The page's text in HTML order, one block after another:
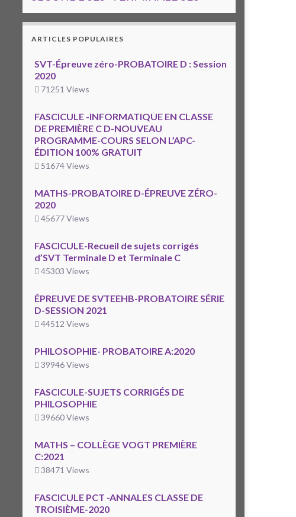
ARTICLES POPULAIRES
SVT-Épreuve zéro-PROBATOIRE D : Session
2020
71251 Views
FASCICULE -INFORMATIQUE EN CLASSE
DE PREMIÈRE C D-NOUVEAU
PROGRAMME-COURS SELON L’APC-
ÉDITION 100% GRATUIT
51674 Views
MATHS-PROBATOIRE D-ÉPREUVE ZÉRO-
2020
45677 Views
FASCICULE-Recueil de sujets corrigés
d’SVT Terminale D et Terminale C
45303 Views
ÉPREUVE DE SVTEEHB-PROBATOIRE SÉRIE
D-SESSION 2021
44512 Views
PHILOSOPHIE- PROBATOIRE A:2020
39946 Views
FASCICULE-SUJETS CORRIGÉS DE
PHILOSOPHIE
39660 Views
MATHS – COLLÈGE VOGT PREMIÈRE
C:2021
38471 Views
FASCICULE PCT -ANNALES CLASSE DE
TROISIÈME-2020